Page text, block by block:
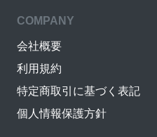
COMPANY
会社概要
利用規約
特定商取引に基づく表記
個人情報保護方針